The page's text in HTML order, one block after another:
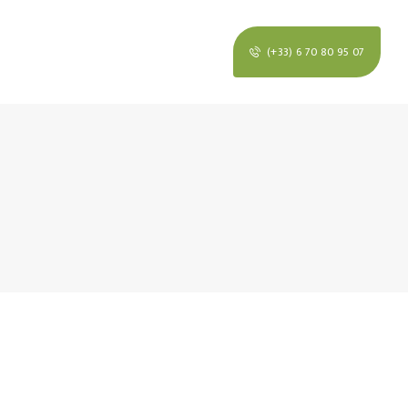
(+33) 6 70 80 95 07